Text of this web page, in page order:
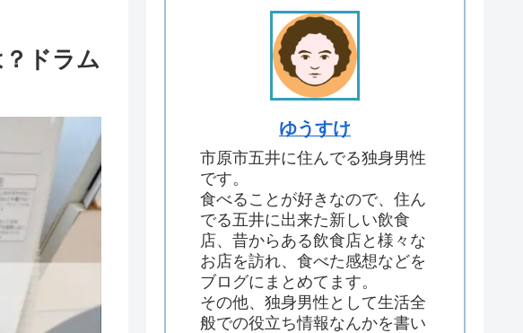
ドラム
ゆうすけ
市原市五井に住んでる独身男性
です。
食べることが好きなので、住ん
でる五井に出来た新しい飲食
店、昔からある飲食店と様々な
お店を訪れ、食べた感想などを
ブログにまとめてます。
その他、独身男性として生活全
般での役立ち情報なんかを書い